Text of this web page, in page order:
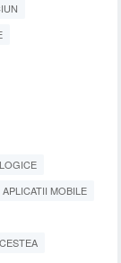
APLICATII MOBILE